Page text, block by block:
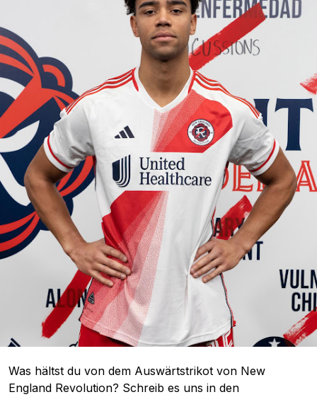
Was hältst du von dem Auswärtstrikot von New
England Revolution? Schreib es uns in den